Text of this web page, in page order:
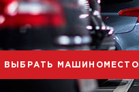
ВЫБРАТЬ МАШИНОМЕСТО